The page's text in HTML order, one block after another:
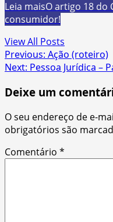
Leia maisO artigo 18 do
consumidor!
View All Posts
Post
navigation
Previous: Ação (roteiro)
Next: Pessoa Jurídica –
Deixe um
O seu endereço de e-
obrigatórios são
Comentário *